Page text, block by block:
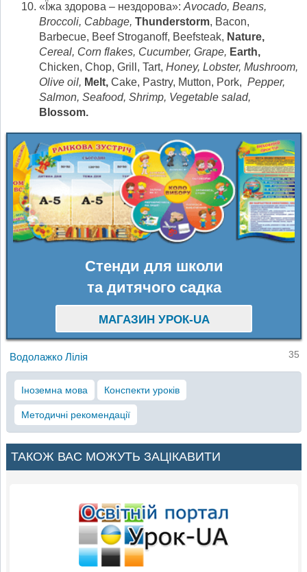
«Їжа здорова – нездорова»: Avocado, Beans,
Broccoli, Cabbage, Thunderstorm, Bacon,
Barbecue, Beef Stroganoff, Beefsteak, Nature,
Cereal, Corn flakes, Cucumber, Grape, Earth,
Chicken, Chop, Grill, Tart, Honey, Lobster, Mushroom,
Olive oil, Melt, Cake, Pastry, Mutton, Pork, Pepper,
Salmon, Seafood, Shrimp, Vegetable salad,
Blossom.
Стенди для школи
та дитячого садка
МАГАЗИН УРОК-UA
Водолажко Лілія 35
Іноземна мова Конспекти уроків
Методичні рекомендації
ТАКОЖ ВАС МОЖУТЬ ЗАЦІКАВИТИ